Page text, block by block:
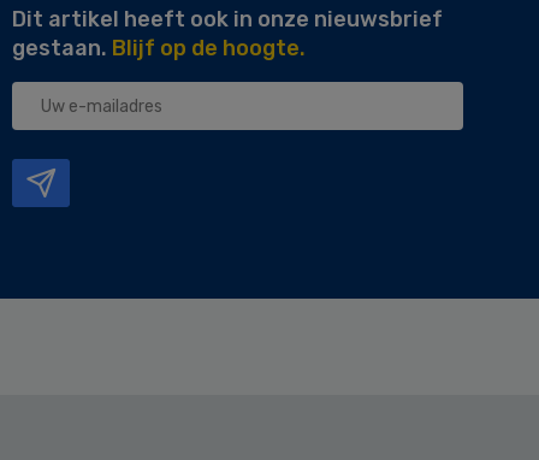
Dit artikel heeft ook in onze nieuwsbrief
gestaan. Blijf op de hoogte.
Uw